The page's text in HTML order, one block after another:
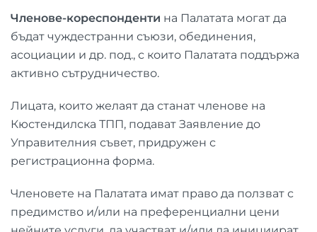
Членове-кореспонденти на Палатата могат да
бъдат чуждестранни съюзи, обединения,
асоциации и др. под., с които Палатата поддържа
активно сътрудничество.
Лицата, които желаят да станат членове на
Кюстендилска ТПП, подават Заявление до
Управителния съвет, придружен с
регистрационна форма.
Членовете на Палатата имат право да ползват с
предимство и/или на преференциални цени